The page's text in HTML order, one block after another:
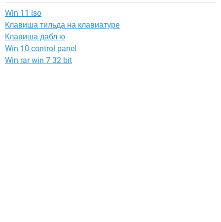
Win 11 iso
Клавиша тильда на клавиатуре
Клавиша дабл ю
Win 10 control panel
Win rar win 7 32 bit